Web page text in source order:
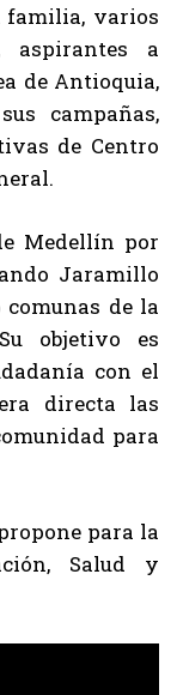
familia, varios
aspirantes a
de Antioquia,
campañas,
de Centro
Medellín por
Jaramillo
comunas de la
objetivo es
con el
directa las
para
para la
Salud y